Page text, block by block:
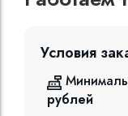
Условия
рублей